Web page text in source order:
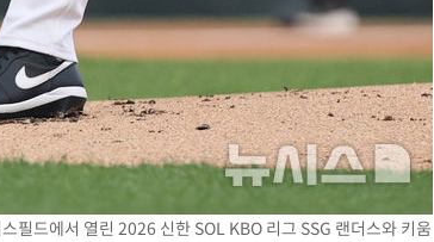
필드에서 열린 2026 신한 SOL KBO 리그 SSG 랜더스와 키움